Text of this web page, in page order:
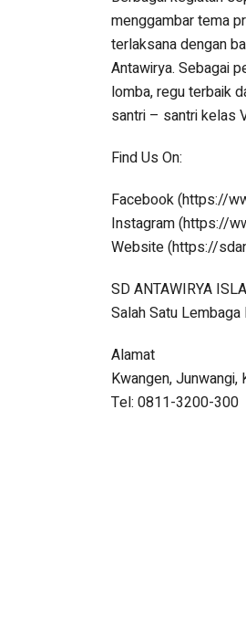
menggambar tema
terlaksana dengan
Antawirya. Sebagai
lomba, regu terbaik
santri – santri kelas
Find Us On:
Facebook (https://
Instagram (https://
Website (https://
SD ANTAWIRYA
Salah Satu
Alamat
Kwangen, Junwangi,
Tel: 0811-3200-300